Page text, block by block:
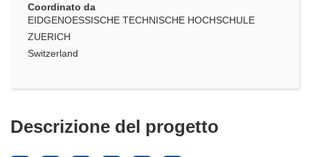
Coordinato da
EIDGENOESSISCHE TECHNISCHE HOCHSCHULE
ZUERICH
Switzerland
Descrizione del progetto